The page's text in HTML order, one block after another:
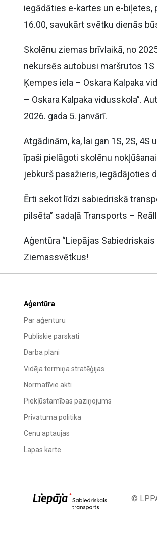
iegādāties e-kartes un e-
16.00, savukārt svētku dienās
Skolēnu ziemas brīvlaikā, no
nekursēs autobusi maršrutos 1S
Ķempes iela – Oskara Kalpaka
– Oskara Kalpaka vidusskola”.
2026. gada 5. janvārī.
Atgādinām, ka, lai gan 1S, 2S,
īpaši pielāgoti skolēnu
jebkurš pasažieris, iegādājoties
Ērti sekot līdzi sabiedriskā
pilsēta” sadaļā Transports –
Aģentūra “Liepājas
Ziemassvētkus!
Aģentūra
Par aģentūru
Publiskie pārskati
Darba plāni
Vidēja termiņa stratēģijas
Normatīvie akti
Piekļūstamības paziņojums
Privātuma politika
Cenu aptaujas
Lapas karte
©